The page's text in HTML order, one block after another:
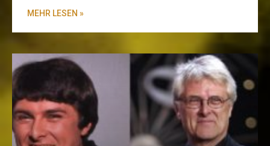
MEHR LESEN »